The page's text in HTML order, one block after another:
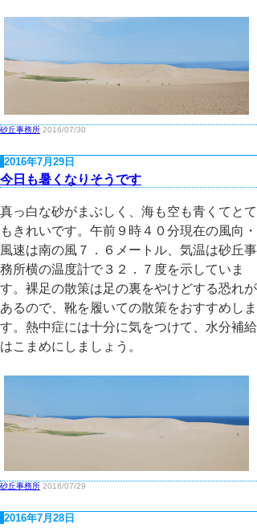
砂丘事務所 2016/07/30
2016年7月29日
今日も暑くなりそうです
真っ白な砂がまぶしく、海も空も青くてとて
もきれいです。午前９時４０分現在の風向・
風速は南の風７．６メートル、気温は砂丘事
務所横の温度計で３２．７度を示していま
す。裸足の散策は足の裏をやけどする恐れが
あるので、靴を履いての散策をおすすめしま
す。熱中症には十分に気をつけて、水分補給
はこまめにしましょう。
砂丘事務所 2016/07/29
2016年7月28日